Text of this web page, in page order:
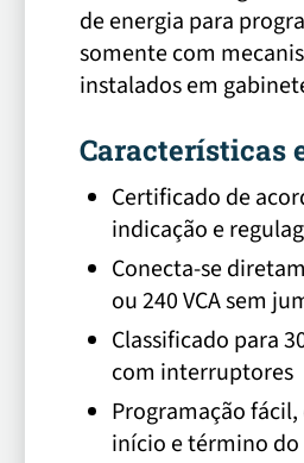
de energia para
somente com
instalados em
Características
Certificado de
indicação e
Conecta-se
ou 240 VCA sem
Classificado para
com interruptores
Programação
início e término